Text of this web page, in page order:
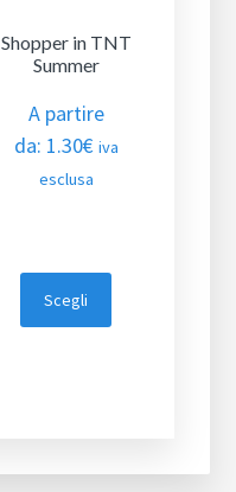
Shopper in TNT
Summer
A partire
da: 1.30€ iva
esclusa
Scegli